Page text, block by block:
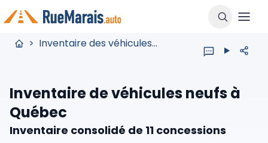
> Inventaire des véhicules neufs
Inventaire de véhicules neufs à
Québec
Inventaire consolidé de 11 concessions